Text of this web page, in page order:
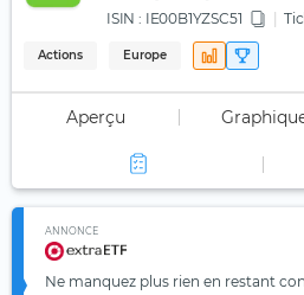
ISIN : IE00B1YZSC51
Actions Europe
Aperçu
ANNONCE
Ne manquez plus rien en restant